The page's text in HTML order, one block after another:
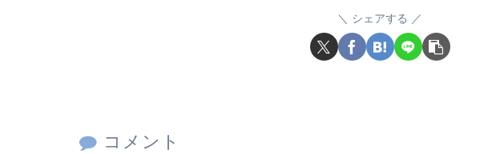
シェアする
コメント